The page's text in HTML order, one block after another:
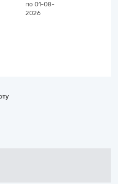
по 01-08-
2026